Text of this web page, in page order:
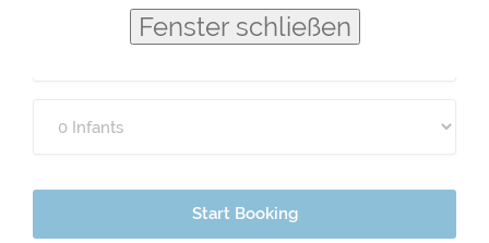
Fenster schließen
Start Booking